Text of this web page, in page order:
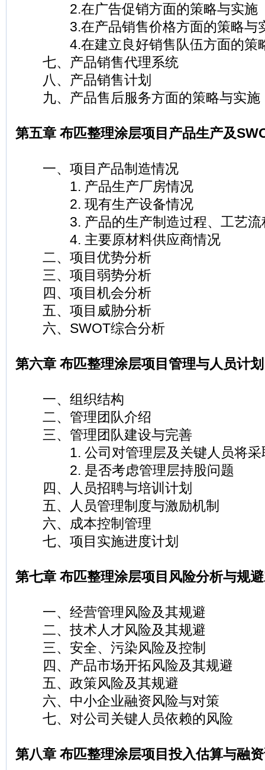
2.在广告促销方面的策略与实施
3.在产品销售价格方面的策略与
4.在建立良好销售队伍方面的策
七、产品销售代理系统
八、产品销售计划
九、产品售后服务方面的策略与实施
第五章 布匹整理涂层项目产品生产及
一、项目产品制造情况
1. 产品生产厂房情况
2. 现有生产设备情况
3. 产品的生产制造过程、工艺流
4. 主要原材料供应商情况
二、项目优势分析
三、项目弱势分析
四、项目机会分析
五、项目威胁分析
六、SWOT综合分析
第六章 布匹整理涂层项目管理与人员计划
一、组织结构
二、管理团队介绍
三、管理团队建设与完善
1. 公司对管理层及关键人员将采
2. 是否考虑管理层持股问题
四、人员招聘与培训计划
五、人员管理制度与激励机制
六、成本控制管理
七、项目实施进度计划
第七章 布匹整理涂层项目风险分析与规
一、经营管理风险及其规避
二、技术人才风险及其规避
三、安全、污染风险及控制
四、产品市场开拓风险及其规避
五、政策风险及其规避
六、中小企业融资风险与对策
七、对公司关键人员依赖的风险
第八章 布匹整理涂层项目投入估算与融